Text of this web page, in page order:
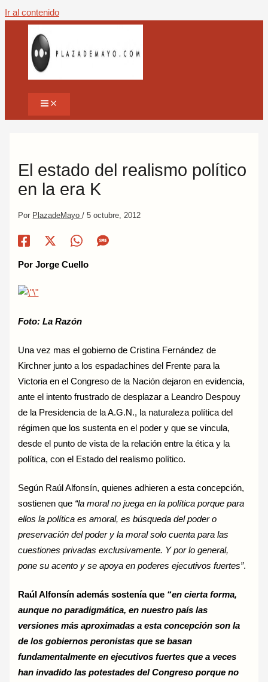
Ir al contenido
El estado del realismo político
en la era K
Por PlazadeMayo/5 octubre, 2012
Por Jorge Cuello
Foto: La Razón
Una vez mas el gobierno de Cristina Fernández de
Kirchner junto a los espadachines del Frente para la
Victoria en el Congreso de la Nación dejaron en evidencia,
ante el intento frustrado de desplazar a Leandro Despouy
de la Presidencia de la A.G.N., la naturaleza política del
régimen que los sustenta en el poder y que se vincula,
desde el punto de vista de la relación entre la ética y la
política, con el Estado del realismo político.
Según Raúl Alfonsín, quienes adhieren a esta concepción,
sostienen que “la moral no juega en la política porque para
ellos la política es amoral, es búsqueda del poder o
preservación del poder y la moral solo cuenta para las
cuestiones privadas exclusivamente. Y por lo general,
pone su acento y se apoya en poderes ejecutivos fuertes”.
Raúl Alfonsín además sostenía que “en cierta forma,
aunque no paradigmática, en nuestro país las
versiones más aproximadas a esta concepción son la
de los gobiernos peronistas que se basan
fundamentalmente en ejecutivos fuertes que a veces
han invadido las potestades del Congreso porque no